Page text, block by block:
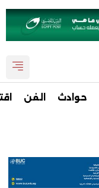
حوادث الفن